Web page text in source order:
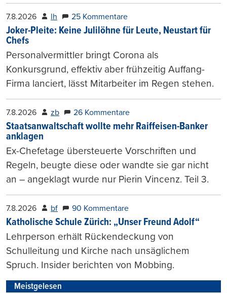
7.8.2026 lh 25 Kommentare
Joker-Pleite: Keine Julilöhne für Leute, Neustart für
Chefs
Personalvermittler bringt Corona als
Konkursgrund, effektiv aber frühzeitig Auffang-
Firma lanciert, lässt Mitarbeiter im Regen stehen.
7.8.2026 zb 26 Kommentare
Staatsanwaltschaft wollte mehr Raiffeisen-Banker
anklagen
Ex-Chefetage übersteuerte Vorschriften und
Regeln, beugte diese oder wandte sie gar nicht
an – angeklagt wurde nur Pierin Vincenz. Teil 3.
7.8.2026 bf 90 Kommentare
Katholische Schule Zürich: „Unser Freund Adolf“
Lehrperson erhält Rückendeckung von
Schulleitung und Kirche nach unsäglichem
Spruch. Insider berichten von Mobbing.
Meistgelesen